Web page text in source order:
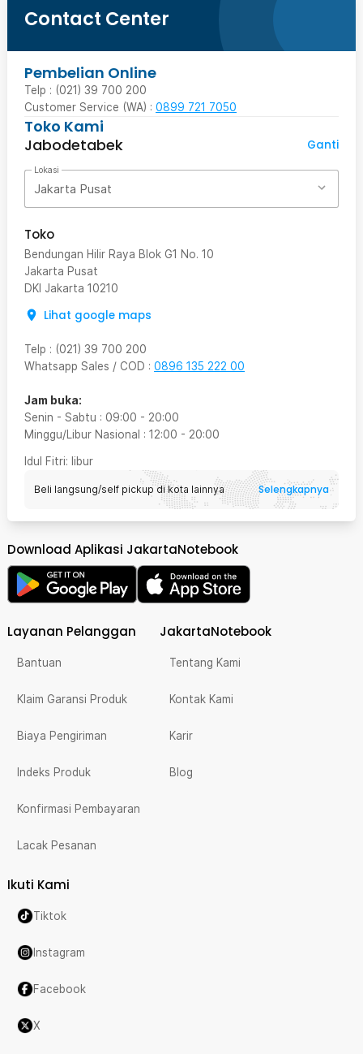
Contact Center
Pembelian Online
Telp : (021) 39 700 200
Customer Service (WA) : 0899 721 7050
Toko Kami
Jabodetabek
Ganti
Lokasi
Jakarta Pusat
Toko
Bendungan Hilir Raya Blok G1 No. 10
Jakarta Pusat
DKI Jakarta 10210
Lihat google maps
Telp : (021) 39 700 200
Whatsapp Sales / COD : 0896 135 222 00
Jam buka:
Senin - Sabtu : 09:00 - 20:00
Minggu/Libur Nasional : 12:00 - 20:00
Idul Fitri: libur
Beli langsung/self pickup di kota lainnya Selengkapnya
Download Aplikasi JakartaNotebook
Layanan Pelanggan
Bantuan
Klaim Garansi Produk
Biaya Pengiriman
Indeks Produk
Konfirmasi Pembayaran
Lacak Pesanan
JakartaNotebook
Tentang Kami
Kontak Kami
Karir
Blog
Ikuti Kami
Tiktok
Instagram
Facebook
X